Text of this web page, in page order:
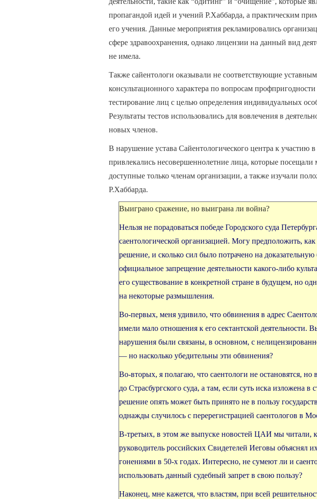
пропагандой идей и учений Р.Хаббарда, а практическим
его учения. Данные мероприятия рекламировались
сфере здравоохранения, однако лицензии на данный вид
не имела.
Также сайентологи оказывали не соответствующие
консультационного характера по вопросам
тестирование лиц с целью определения индивидуальных
Результаты тестов использовались для вовлечения в
новых членов.
В нарушение устава Сайентологического центра к участию
привлекались несовершеннолетние лица, которые посещали
доступные только членам организации, а также изучали
Р.Хаббарда.
Выиграно сражение, но выиграна ли война?
Нельзя не порадоваться победе Городского суда
саентологической организацией. Могу предположить, как
решение, и сколько сил было потрачено на доказательную
официальное запрещение деятельности какого-либо
его существование в конкретной стране в будущем, но
на некоторые размышления.
Во-первых, меня удивило, что обвинения в адрес
имели мало отношения к его сектантской деятельности.
нарушения были связаны, в основном, с
— но насколько убедительны эти обвинения?
Во-вторых, я полагаю, что саентологи не остановятся, но
до Страсбургского суда, а там, если суть иска изложена в
решение опять может быть принято не в пользу
однажды случилось с перерегистрацией саентологов в
В-третьих, в этом же выпуске новостей ЦАИ мы читали,
руководитель российских Свидетелей Иеговы объяснял
гонениями в 50-х годах. Интересно, не сумеют ли и
использовать данный судебный запрет в свою пользу?
Наконец, мне кажется, что властям, при всей